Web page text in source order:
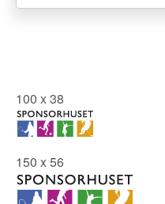
100 x 38
150 x 56